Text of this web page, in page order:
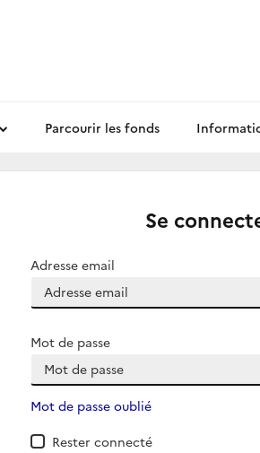
Parcourir les fonds
Se
Adresse email
Mot de passe
Mot de passe oublié
Rester connecté